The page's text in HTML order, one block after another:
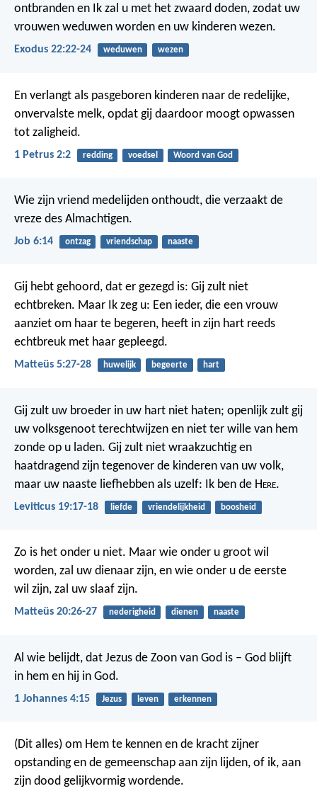
ontbranden en Ik zal u met het zwaard doden, zodat uw
vrouwen weduwen worden en uw kinderen wezen.
Exodus 22:22-24 weduwen wezen
En verlangt als pasgeboren kinderen naar de redelijke,
onvervalste melk, opdat gij daardoor moogt opwassen
tot zaligheid.
1 Petrus 2:2 redding voedsel Woord van God
Wie zijn vriend medelijden onthoudt, die verzaakt de
vreze des Almachtigen.
Job 6:14 ontzag vriendschap naaste
Gij hebt gehoord, dat er gezegd is: Gij zult niet
echtbreken. Maar Ik zeg u: Een ieder, die een vrouw
aanziet om haar te begeren, heeft in zijn hart reeds
echtbreuk met haar gepleegd.
Matteüs 5:27-28 huwelijk begeerte hart
Gij zult uw broeder in uw hart niet haten; openlijk zult gij
uw volksgenoot terechtwijzen en niet ter wille van hem
zonde op u laden. Gij zult niet wraakzuchtig en
haatdragend zijn tegenover de kinderen van uw volk,
maar uw naaste liefhebben als uzelf: Ik ben de Here.
Leviticus 19:17-18 liefde vriendelijkheid boosheid
Zo is het onder u niet. Maar wie onder u groot wil
worden, zal uw dienaar zijn, en wie onder u de eerste
wil zijn, zal uw slaaf zijn.
Matteüs 20:26-27 nederigheid dienen naaste
Al wie belijdt, dat Jezus de Zoon van God is – God blijft
in hem en hij in God.
1 Johannes 4:15 Jezus leven erkennen
(Dit alles) om Hem te kennen en de kracht zijner
opstanding en de gemeenschap aan zijn lijden, of ik, aan
zijn dood gelijkvormig wordende.